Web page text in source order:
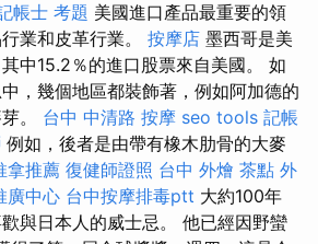
帳士 考題 美國進口產品最重要的領
業和皮革行業。 按摩店 墨西哥是美
中15.2％的進口股票來自美國。 如
，幾個地區都裝飾著，例如阿加德的
。 台中 中清路 按摩 seo tools 記帳
例如，後者是由帶有橡木肋骨的大麥
拿推薦 復健師證照 台中 外燴 茶點 外
廣中心 台中按摩排毒ptt 大約100年
與日本人的威士忌。 他已經因野蠻